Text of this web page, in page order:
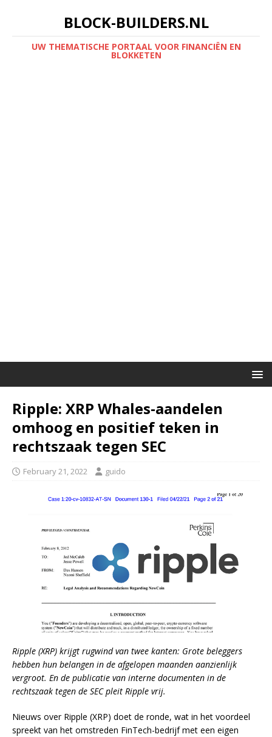
BLOCK-BUILDERS.NL
UW THEMATISCHE PORTAAL VOOR FINANCIËN EN
BLOKKETEN
Ripple: XRP Whales-aandelen
omhoog en positief teken in
rechtszaak tegen SEC
February 21, 2022 guido
Ripple (XRP) krijgt rugwind van twee kanten: Grote beleggers
hebben hun belangen in de afgelopen maanden aanzienlijk
vergroot. En de publicatie van interne documenten in de
rechtszaak tegen de SEC pleit Ripple vrij.
Nieuws over Ripple (XRP) doet de ronde, wat in het voordeel
spreekt van het omstreden FinTech-bedrijf met een eigen